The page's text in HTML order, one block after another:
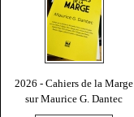
2026 - Cahiers de la Marge
sur Maurice G. Dantec